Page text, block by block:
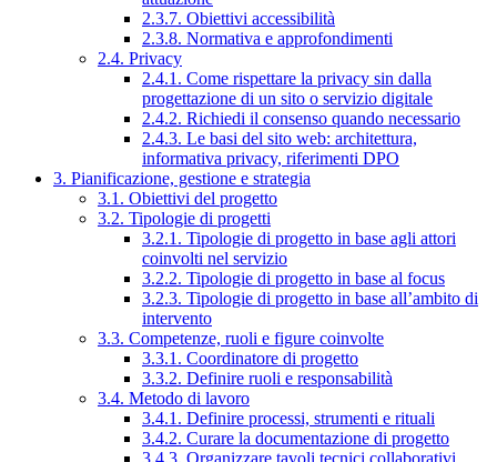
2.3.7. Obiettivi accessibilità
2.3.8. Normativa e approfondimenti
2.4. Privacy
2.4.1. Come rispettare la privacy sin dalla
progettazione di un sito o servizio digitale
2.4.2. Richiedi il consenso quando necessario
2.4.3. Le basi del sito web: architettura,
informativa privacy, riferimenti DPO
3. Pianificazione, gestione e strategia
3.1. Obiettivi del progetto
3.2. Tipologie di progetti
3.2.1. Tipologie di progetto in base agli attori
coinvolti nel servizio
3.2.2. Tipologie di progetto in base al focus
3.2.3. Tipologie di progetto in base all’ambito di
intervento
3.3. Competenze, ruoli e figure coinvolte
3.3.1. Coordinatore di progetto
3.3.2. Definire ruoli e responsabilità
3.4. Metodo di lavoro
3.4.1. Definire processi, strumenti e rituali
3.4.2. Curare la documentazione di progetto
3.4.3. Organizzare tavoli tecnici collaborativi